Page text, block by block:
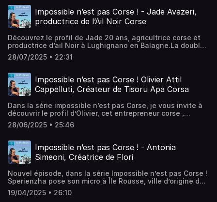
nous éclaire sur le rôle essentiel de la coopérative qui a
permis de financer ce projetUn podcast casse les cartes
postales : notre ruralité aime les projets fous :Dans cette
épisode on fait trembler d'intelligence nos papilles
gustatives avec cette gousse de vanille made in BZH !Très
bonne écouteHébergé par Ausha. Visitez
ausha.co/politique-de-confidentialite pour plus
Laurent, entrepreneur corse, comment le chef d’entreprise
accepte la démesure, transforme la chute en rebond et
tiens la barre dans la tempêteUn échange intimiste avec
pudeur et avec passionHébergé par Ausha. Visitez
ausha.co/politique-de-confidentialite pour plus
d'informations.
Impossible n’est pas Corse ! - Jade Avazeri,
productrice de l’Ail Noir Corse
Découvrez le profil de Jade 20 ans, agricultrice corse et
productrice d’ail Noir à Lughignano en Balagne.La double
compétence, c’est bâtir des ponts : réconcilier tradition
agricole avec l’audace de l’expérimentation et du
vers plus : d’autonomie alimentaire pour la Corse, de
qualité mais surtout de sens Espérons que la Balagne
deviennent un AOP de l’ail NoirHébergé par Ausha. Visitez
d'informations.
28/07/2025 • 22:31
Impossible n’est pas Corse ! Olivier Attil
Cappelluti, Créateur de Tisoru Apa Corsa
Dans la série impossible n’est pas Corse, je vous invite à
découvrir le profil d’Olivier, cet entrepreneur corse ,
apiculteur, originaire de Castagniccia, passionné par la
richesse de la nature Corse. Il fabrique son miel en
l’innovation était d’écouter et de respecter la nature ?
Hébergé par Ausha. Visitez ausha.co/politique-de-
confidentialite pour plus d'informations.
28/06/2025 • 25:46
Impossible n’est pas Corse ! - Antonia
Simeoni, Créatrice de Flori
Nouvel épisode, dans la série Impossible n’est pas Corse !
Sperienzha pose son micro à Île Rousse, ville d’origine de
notre cofondateur Jérémy.À la rencontre d’entreprise qui
innove, avec une touche de poésie et de raffinement,
19/04/2025 • 26:10